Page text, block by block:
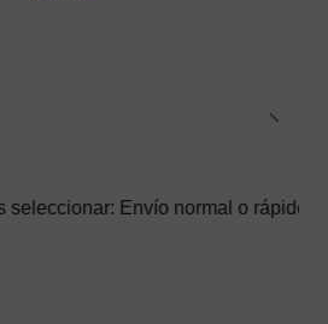
normal o rápido ☑️ También